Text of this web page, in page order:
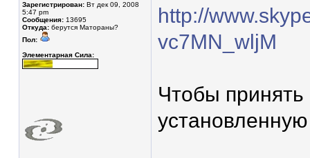
Зарегистрирован: Вт дек 09, 2008
5:47 pm
Сообщения: 13695
Откуда: берутся Матораны?
Пол:
Элементарная Сила:
http://
vc7MN_wljM
Чтобы